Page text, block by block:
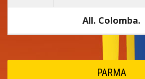
All. Colomba.
PARMA